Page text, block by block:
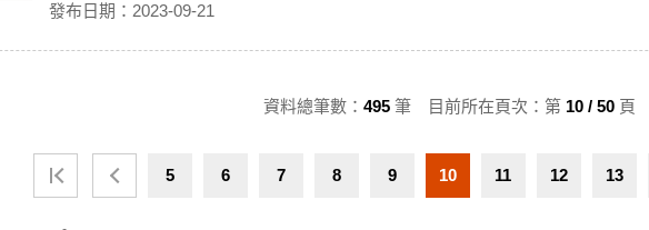
發布日期：2023-09-21
資料總筆數： 495筆 目前所在頁次：第 10 / 50頁
5 6 7 8 9 10 11 12 13